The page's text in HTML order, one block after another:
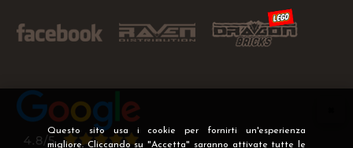
Questo sito usa i cookie per fornirti un'esperienza
migliore. Cliccando su "Accetta" saranno attivate tutte le